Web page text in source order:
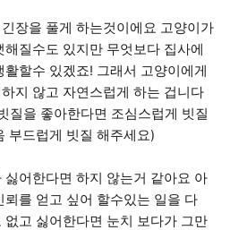
장을 풀게 하는것이에요 고양이가
질수도 있지만 무엇보다 집사에
할수 있겠죠! 그래서 고양이에게
지 않고 자연스럽게 하는 겁니다
질을 좋아한다면 조심스럽게 빗질
부드럽게 빗질 해주세요)
싫어한다면 하지 않는거 같아요 아
뢰를 얻고 싶어 할수있는 일을 다
고 싫어한다면 눈치 보다가 그만